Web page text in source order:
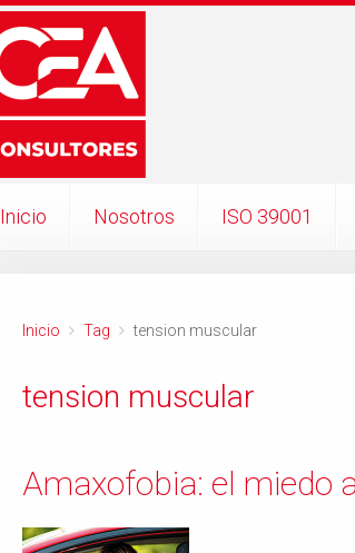
Inicio Nosotros ISO 39001
Inicio Tag tension muscular
tension muscular
Amaxofobia: el miedo